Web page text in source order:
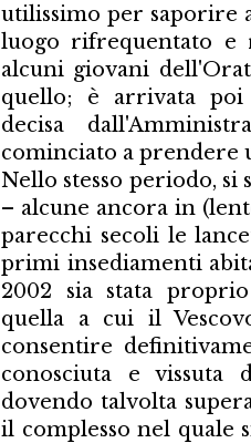
utilissimo per saporire
luogo rifrequentato
alcuni giovani
quello; è arrivata poi
decisa
cominciato a prendere
Nello stesso periodo, si
– alcune ancora in
parecchi secoli le
primi insediamenti
2002 sia stata
quella a cui il
consentire
conosciuta e
dovendo talvolta
il complesso nel quale